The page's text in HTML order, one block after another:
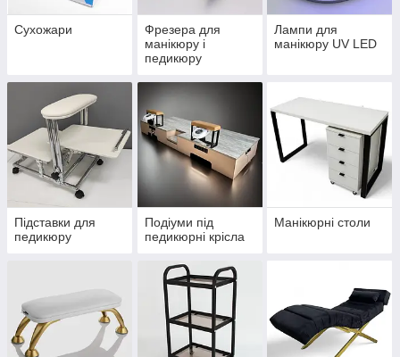
Сухожари
Фрезера для
манікюру і
педикюру
Лампи для
манікюру UV LED
Підставки для
педикюру
Подіуми під
педикюрні крісла
Манікюрні столи